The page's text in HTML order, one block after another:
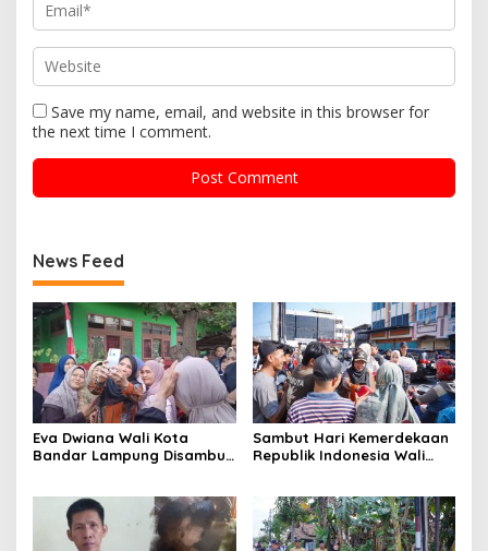
Save my name, email, and website in this browser for
the next time I comment.
News Feed
Eva Dwiana Wali Kota
Bandar Lampung Disambut
Way Kandis
Sambut Hari Kemerdekaan
Republik Indonesia Wali
Putih ke Warga